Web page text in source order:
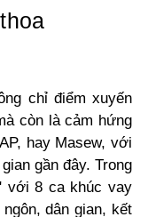
chỉ điểm xuyến
còn là cảm hứng
hay Masew, với
gần đây. Trong
với 8 ca khúc vay
dân gian, kết